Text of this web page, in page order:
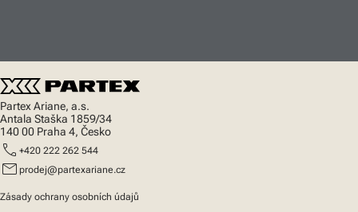
Partex Ariane, a.s.
Antala Staška 1859/34
140 00 Praha 4, Česko
call +420 222 262 544
mail prodej@partexariane.cz
Zásady ochrany osobních údajů